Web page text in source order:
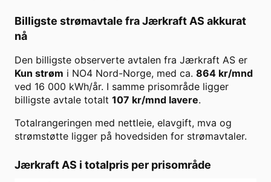
Billigste strømavtale fraJærkraft AS akkurat
nå
Den billigste observerte avtalen fra Jærkraft AS er
Kun strøm i NO4 Nord-Norge, med ca. 864 kr/mnd
ved 16 000 kWh/år. I samme prisområde ligger
billigste avtale totalt 107 kr/mnd lavere.
Totalrangeringen med nettleie, elavgift, mva og
strømstøtte ligger på hovedsiden for strømavtaler.
Jærkraft AS i totalpris per prisområde